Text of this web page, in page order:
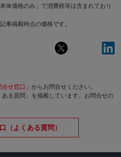
体価格のみ」で消費税等は含まれており
事掲載時点の価格です。
合せ窓口 」からお問合せください。
る質問」を掲載しています。お問合せの
（よくある質問）